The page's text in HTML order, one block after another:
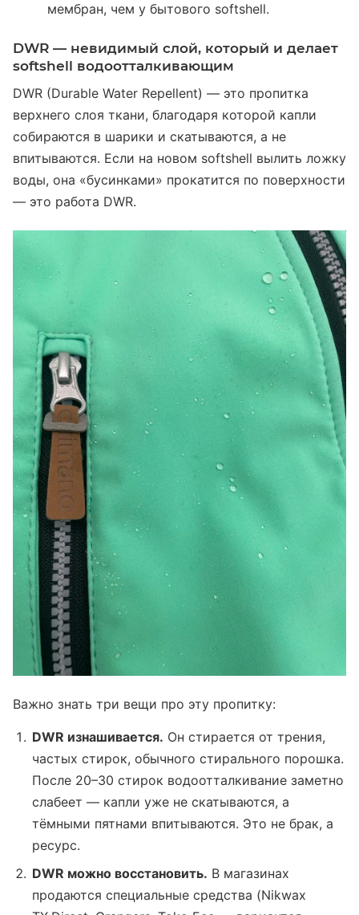
мембран, чем у бытового softshell.
DWR — невидимый слой, который и делает
softshell водоотталкивающим
DWR (Durable Water Repellent) — это пропитка
верхнего слоя ткани, благодаря которой капли
собираются в шарики и скатываются, а не
впитываются. Если на новом softshell вылить ложку
воды, она «бусинками» прокатится по поверхности
— это работа DWR.
Важно знать три вещи про эту пропитку:
DWR изнашивается. Он стирается от трения,
частых стирок, обычного стирального порошка.
После 20–30 стирок водоотталкивание заметно
слабеет — капли уже не скатываются, а
тёмными пятнами впитываются. Это не брак, а
ресурс.
DWR можно восстановить. В магазинах
продаются специальные средства (Nikwax